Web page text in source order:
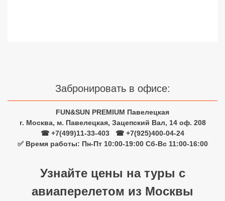
Забронировать в офисе:
FUN&SUN PREMIUM Павелецкая
г. Москва, м. Павелецкая, Зацепский Вал, 14 оф. 208
☎ +7(499)11-33-403
☎ +7(925)400-04-24
✅ Время работы: Пн-Пт 10:00-19:00 Сб-Вс 11:00-16:00
Узнайте цены на туры с
авиаперелетом из Москвы
Сетевые отели Мальдив
Сетевые отели Сейшел
Сетевые отели Маврикия